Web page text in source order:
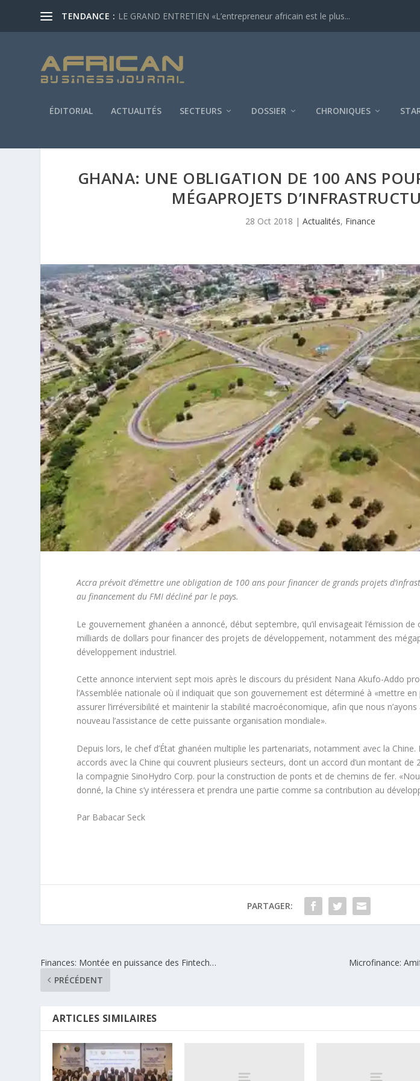
TENDANCE : LE GRAND ENTRETIEN «L’entrepreneur africain est le plus...
ÉDITORIAL ACTUALITÉS SECTEURS DOSSIER CHRONIQUES
GHANA: UNE OBLIGATION DE 100 ANS
MÉGAPROJETS
28 Oct 2018 | Actualités, Finance
Accra prévoit d’émettre une obligation de 100 ans pour financer de grands projets
au financement du FMI décliné par le pays.
Le gouvernement ghanéen a annoncé, début septembre, qu’il envisageait l’émission
milliards de dollars pour financer des projets de développement, notamment des
développement industriel.
Cette annonce intervient sept mois après le discours du président Nana Akufo-Addo
l’Assemblée nationale où il indiquait que son gouvernement est déterminé à «mettre
assurer l’irréversibilité et maintenir la stabilité macroéconomique, afin que nous
nouveau l’assistance de cette puissante organisation mondiale».
Depuis lors, le chef d’État ghanéen multiplie les partenariats, notamment avec la Chine.
accords avec la Chine qui couvrent plusieurs secteurs, dont un accord d’un montant de
la compagnie SinoHydro Corp. pour la construction de ponts et de chemins de fer.
donné, la Chine s’y intéressera et prendra une partie comme sa contribution au
Par Babacar Seck
PARTAGER:
Finances: Montée en puissance des Fintech…
PRÉCÉDENT
Microfinance:
ARTICLES SIMILAIRES